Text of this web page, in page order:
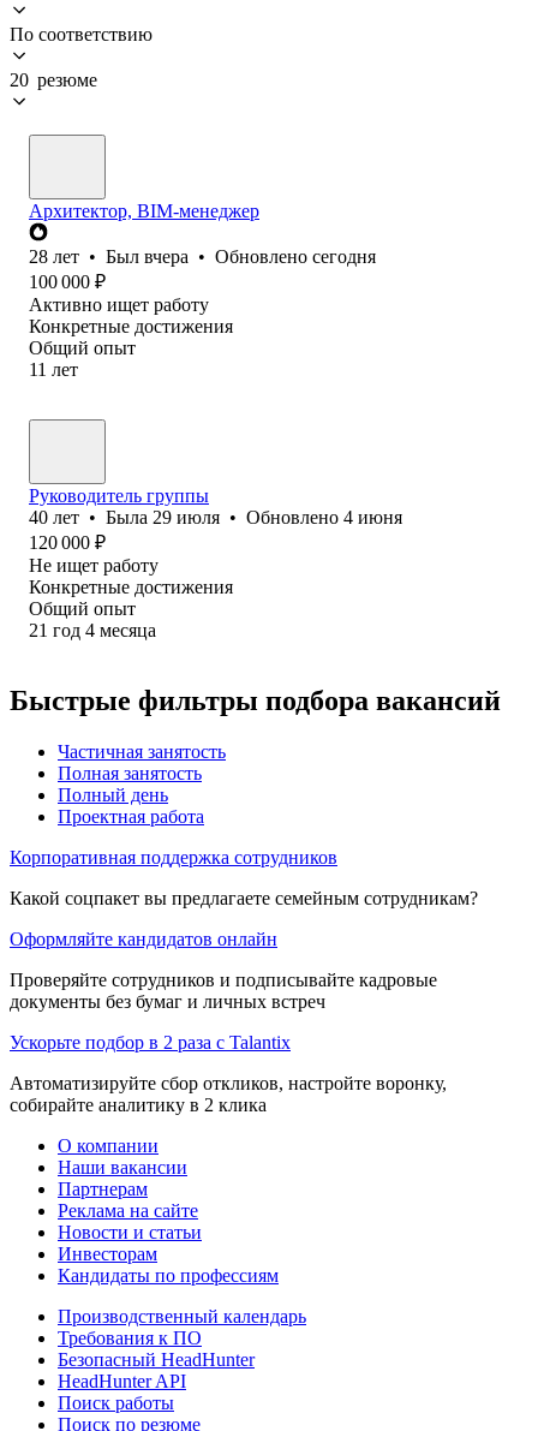
По соответствию
20 резюме
Архитектор, BIM-менеджер
28 лет • Был вчера • Обновлено сегодня
100 000 ₽
Активно ищет работу
Конкретные достижения
Общий опыт
11 лет
Руководитель группы
40 лет • Была 29 июля • Обновлено 4 июня
120 000 ₽
Не ищет работу
Конкретные достижения
Общий опыт
21 год 4 месяца
Быстрые фильтры подбора вакансий
Частичная занятость
Полная занятость
Полный день
Проектная работа
Корпоративная поддержка сотрудников
Какой соцпакет вы предлагаете семейным сотрудникам?
Оформляйте кандидатов онлайн
Проверяйте сотрудников и подписывайте кадровые
документы без бумаг и личных встреч
Ускорьте подбор в 2 раза с Talantix
Автоматизируйте сбор откликов, настройте воронку,
собирайте аналитику в 2 клика
О компании
Наши вакансии
Партнерам
Реклама на сайте
Новости и статьи
Инвесторам
Кандидаты по профессиям
Производственный календарь
Требования к ПО
Безопасный HeadHunter
HeadHunter API
Поиск работы
Поиск по резюме